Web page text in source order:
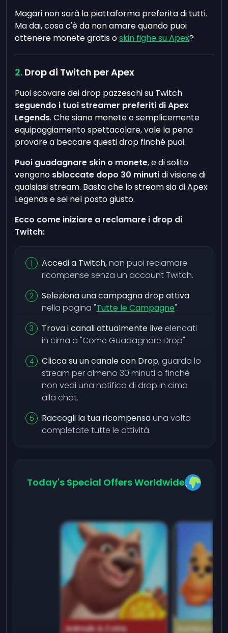
Magari non sarà la piattaforma preferita di tutti.
Ma dai, cosa c'è da non amare quando puoi
ottenere monete gratis oskin fighe su Apex?
Drop di Twitch per Apex
Puoi scovare dei drop pazzeschi su Twitch
seguendo i tuoi streamer preferiti di Apex
Legends. Che siano monete o semplicemente
equipaggiamento spettacolare, vale la pena
provare a beccare questi drop finché puoi.
Puoi guadagnare skin o monete, e di solito
vengono sbloccate dopo 30 minutidi visione di
qualsiasi stream. Basta che lo stream sia di Apex
Legends e sei nel posto giusto.
Ecco come iniziare a reclamare i drop di
Twitch:
Accedi a Twitch,non puoi reclamare
ricompense senza un account Twitch.
Seleziona una campagna drop attiva
nella pagina "Tutte le Campagne".
Trova i canali attualmente live elencati
in cima a "Come Guadagnare Drop"
Clicca su un canale con Drop, guarda lo
stream per almeno 30 minuti o finché
non vedi una notifica di drop in cima
alla chat.
Raccogli la tua ricompensauna volta
completate tutte le attività.
Today's Special Offers Worldwide
Animals & Coins Domino